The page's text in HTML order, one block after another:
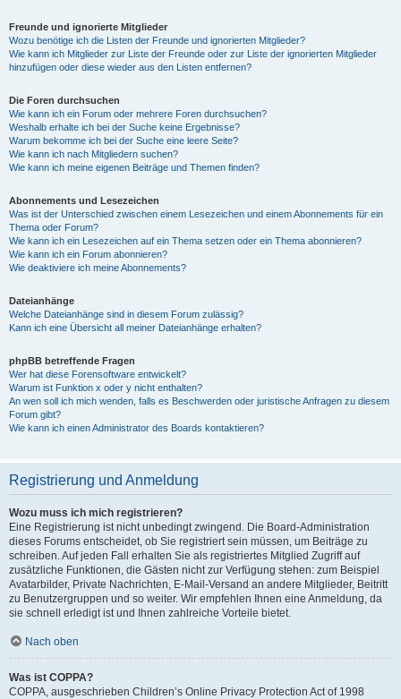
Freunde und ignorierte Mitglieder
Wozu benötige ich die Listen der Freunde und ignorierten Mitglieder?
Wie kann ich Mitglieder zur Liste der Freunde oder zur Liste der ignorierten Mitglieder
hinzufügen oder diese wieder aus den Listen entfernen?
Die Foren durchsuchen
Wie kann ich ein Forum oder mehrere Foren durchsuchen?
Weshalb erhalte ich bei der Suche keine Ergebnisse?
Warum bekomme ich bei der Suche eine leere Seite?
Wie kann ich nach Mitgliedern suchen?
Wie kann ich meine eigenen Beiträge und Themen finden?
Abonnements und Lesezeichen
Was ist der Unterschied zwischen einem Lesezeichen und einem Abonnements für ein
Thema oder Forum?
Wie kann ich ein Lesezeichen auf ein Thema setzen oder ein Thema abonnieren?
Wie kann ich ein Forum abonnieren?
Wie deaktiviere ich meine Abonnements?
Dateianhänge
Welche Dateianhänge sind in diesem Forum zulässig?
Kann ich eine Übersicht all meiner Dateianhänge erhalten?
phpBB betreffende Fragen
Wer hat diese Forensoftware entwickelt?
Warum ist Funktion x oder y nicht enthalten?
An wen soll ich mich wenden, falls es Beschwerden oder juristische Anfragen zu diesem
Forum gibt?
Wie kann ich einen Administrator des Boards kontaktieren?
Registrierung und Anmeldung
Wozu muss ich mich registrieren?
Eine Registrierung ist nicht unbedingt zwingend. Die Board-Administration
dieses Forums entscheidet, ob Sie registriert sein müssen, um Beiträge zu
schreiben. Auf jeden Fall erhalten Sie als registriertes Mitglied Zugriff auf
zusätzliche Funktionen, die Gästen nicht zur Verfügung stehen: zum Beispiel
Avatarbilder, Private Nachrichten, E-Mail-Versand an andere Mitglieder, Beitritt
zu Benutzergruppen und so weiter. Wir empfehlen Ihnen eine Anmeldung, da
sie schnell erledigt ist und Ihnen zahlreiche Vorteile bietet.
Nach oben
Was ist COPPA?
COPPA, ausgeschrieben Children’s Online Privacy Protection Act of 1998